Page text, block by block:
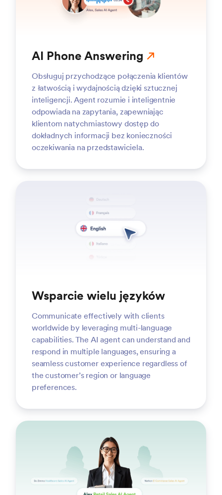
AI Phone Answering
Obsługuj przychodzące połączenia klientów
z łatwością i wydajnością dzięki sztucznej
inteligencji. Agent rozumie i inteligentnie
odpowiada na zapytania, zapewniając
klientom natychmiastowy dostęp do
dokładnych informacji bez konieczności
oczekiwania na przedstawiciela.
Wsparcie wielu języków
Communicate effectively with clients
worldwide by leveraging multi-language
capabilities. The AI agent can understand and
respond in multiple languages, ensuring a
seamless customer experience regardless of
the customer’s region or language
preferences.